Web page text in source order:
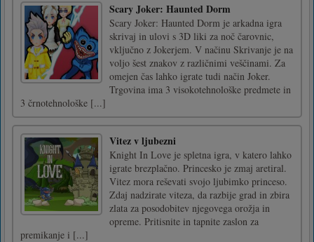
Scary Joker: Haunted Dorm
Scary Joker: Haunted Dorm je arkadna igra
skrivaj in ulovi s 3D liki za noč čarovnic,
vključno z Jokerjem. V načinu Skrivanje je na
voljo šest znakov z različnimi veščinami. Za
omejen čas lahko igrate tudi način Joker.
Trgovina ima 3 visokotehnološke predmete in
3 črnotehnološke [...]
Vitez v ljubezni
Knight In Love je spletna igra, v katero lahko
igrate brezplačno. Princesko je zmaj aretiral.
Vitez mora reševati svojo ljubimko princeso.
Zdaj nadzirate viteza, da razbije grad in zbira
zlata za posodobitev njegovega orožja in
opreme. Pritisnite in tapnite zaslon za
premikanje i [...]